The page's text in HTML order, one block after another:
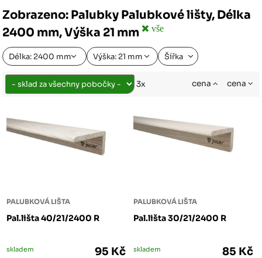
Zobrazeno: Palubky Palubkové lišty, Délka
2400 mm, Výška 21 mm
vše
Délka: 2400 mm Výška: 21 mm Šířka
3x cena cena
PALUBKOVÁ LIŠTA
Pal.lišta 40/21/2400 R
skladem 95 Kč
PALUBKOVÁ LIŠTA
Pal.lišta 30/21/2400 R
skladem 85 Kč